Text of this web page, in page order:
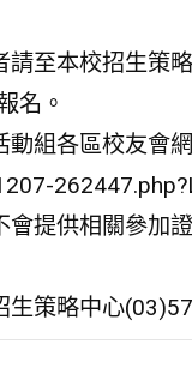
請至本校招生策
名。
組各區校友會
提供相關參加
策略中心